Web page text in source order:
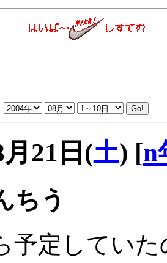
21日(土) [n
ちう
予定してい